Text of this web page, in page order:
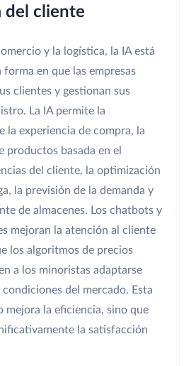
del cliente
y la logística, la IA está
en que las empresas
clientes y gestionan sus
La IA permite la
la experiencia de compra, la
productos basada en el
del cliente, la optimización
la previsión de la demanda y
de almacenes. Los chatbots y
mejoran la atención al cliente
los algoritmos de precios
a los minoristas adaptarse
del mercado. Esta
mejora la eficiencia, sino que
la satisfacción